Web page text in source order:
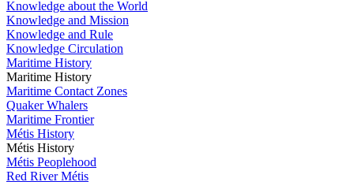
Knowledge about the World
Knowledge and Mission
Knowledge and Rule
Knowledge Circulation
Maritime History
Maritime History
Maritime Contact Zones
Quaker Whalers
Maritime Frontier
Métis History
Métis History
Métis Peoplehood
Red River Métis